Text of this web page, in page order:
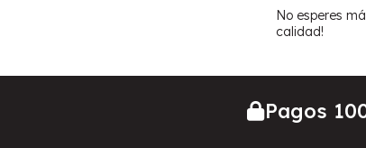
No esperes
calidad!
Pagos